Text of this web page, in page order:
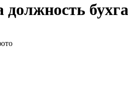
должность